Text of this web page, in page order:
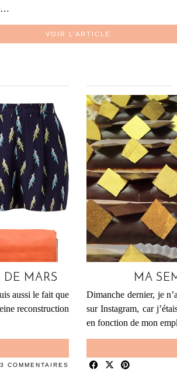
VOIR L’ARTICLE
MARS
aussi le fait que
reconstruction
COMMENTAIRES
MA
Dimanche dernier, je
sur Instagram, car
en fonction de mon